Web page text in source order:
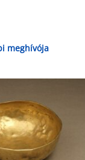
meghívója